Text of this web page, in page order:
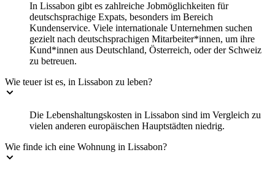
In Lissabon gibt es zahlreiche Jobmöglichkeiten für
deutschsprachige Expats, besonders im Bereich
Kundenservice. Viele internationale Unternehmen suchen
gezielt nach deutschsprachigen Mitarbeiter*innen, um ihre
Kund*innen aus Deutschland, Österreich, oder der Schweiz
zu betreuen.
Wie teuer ist es, in Lissabon zu leben?
Die Lebenshaltungskosten in Lissabon sind im Vergleich zu
vielen anderen europäischen Hauptstädten niedrig.
Wie finde ich eine Wohnung in Lissabon?